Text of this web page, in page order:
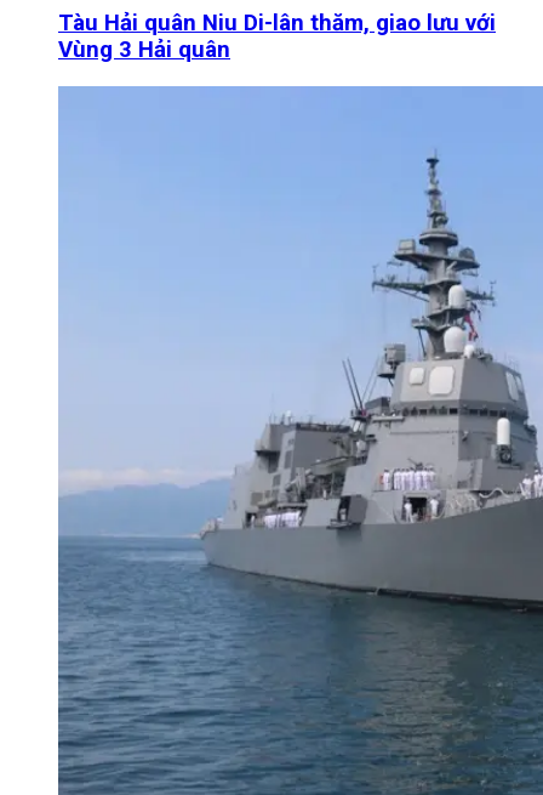
Tàu Hải quân Niu Di-lân thăm, giao lưu với
Vùng 3 Hải quân